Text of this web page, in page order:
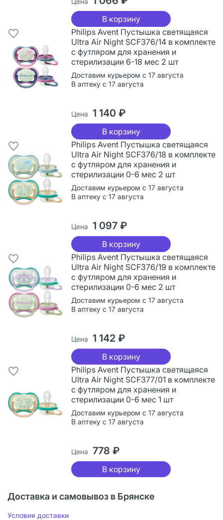
В корзину
Philips Avent Пустышка светящаяся
Ultra Air Night SCF376/14 в комплекте
с футляром для хранения и
стерилизации 6-18 мес 2 шт
Доставим курьером с 17 августа
В аптеку с 17 августа
Цена 1 140 ₽
В корзину
Philips Avent Пустышка светящаяся
Ultra Air Night SCF376/18 в комплекте
с футляром для хранения и
стерилизации 0-6 мес 2 шт
Доставим курьером с 17 августа
В аптеку с 17 августа
Цена 1 097 ₽
В корзину
Philips Avent Пустышка светящаяся
Ultra Air Night SCF376/19 в комплекте
с футляром для хранения и
стерилизации 0-6 мес 2 шт
Доставим курьером с 17 августа
В аптеку с 17 августа
Цена 1 142 ₽
В корзину
Philips Avent Пустышка светящаяся
Ultra Air Night SCF377/01 в комплекте
с футляром для хранения и
стерилизации 0-6 мес 1 шт
Доставим курьером с 17 августа
В аптеку с 17 августа
Цена 778 ₽
В корзину
Доставка и самовывоз в Брянске
Условия доставки